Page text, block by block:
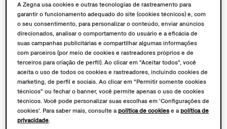
A Zegna usa cookies e outras tecnologias de rastreamento para
garantir o funcionamento adequado do site (cookies técnicos) e, com
o seu consentimento, para personalizar o conteúdo, enviar anúncios
direcionados, analisar o comportamento do usuário e a eficácia de
suas campanhas publicitárias e compartilhar algumas informações
com parceiros (por meio de cookies e rastreadores próprios e de
terceiros para criação de perfil). Ao clicar em "Aceitar todos", você
aceita o uso de todos os cookies e rastreadores, incluindo cookies de
marketing, de perfil e sociais. Ao clicar em "Permitir somente cookies
técnicos" ou fechar o banner, você permite apenas o uso de cookies
técnicos. Você pode personalizar suas escolhas em 'Configurações de
cookies'. Para saber mais, consulte apolítica de cookies e apolítica de
privacidade.